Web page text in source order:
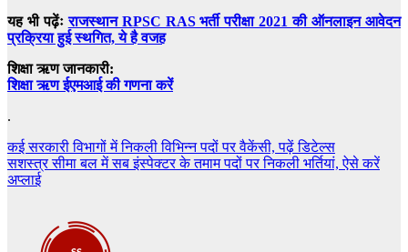
यह भी पढ़ेंःराजस्थान RPSC RAS भर्ती परीक्षा 2021 की ऑनलाइन आवेदन
प्रक्रिया हुई स्थगित, ये है वजह
शिक्षा ऋण जानकारी:
शिक्षा ऋण ईएमआई की गणना करें
.
Post
navigation
कई सरकारी विभागों में निकली विभिन्न पदों पर वैकेंसी, पढ़ें डिटेल्स
सशस्त्र सीमा बल में सब इंस्पेक्टर के तमाम पदों पर निकली भर्तियां, ऐसे करें
अप्लाई